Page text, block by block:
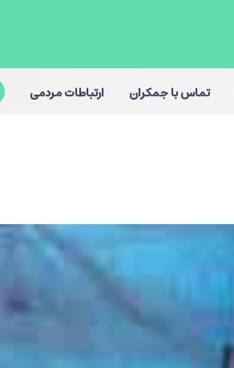
تماس با جمکران ارتباطات مردمی